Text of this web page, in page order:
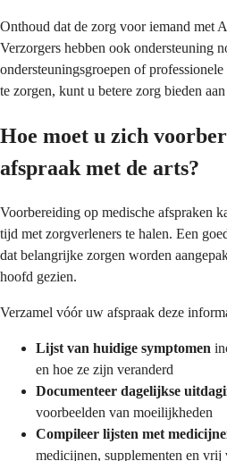
Onthoud dat de zorg voor iemand met
Verzorgers hebben ook ondersteuning
ondersteuningsgroepen of
te zorgen, kunt u betere zorg bieden
Hoe moet u zich
afspraak met de arts?
Voorbereiding op medische afspraken
tijd met zorgverleners te halen. Een
dat belangrijke zorgen worden
hoofd gezien.
Verzamel vóór uw afspraak deze
Lijst van huidige symptomen
en hoe ze zijn veranderd
Documenteer dagelijkse
voorbeelden van moeilijkheden
Compileer lijsten met
medicijnen, supplementen en